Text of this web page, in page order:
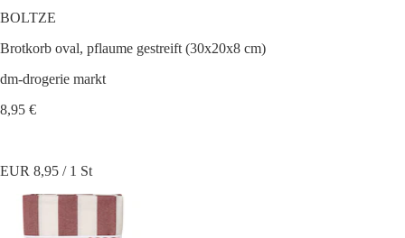
BOLTZE
Brotkorb oval, pflaume gestreift (30x20x8 cm)
dm-drogerie markt
8,95 €
EUR 8,95 / 1 St